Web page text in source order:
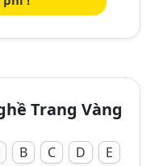
Trang Vàng
B C D E